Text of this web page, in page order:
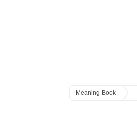
Meaning-Book